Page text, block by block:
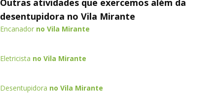
Outras atividades que exercemos além da
desentupidora no Vila Mirante
Encanador no Vila Mirante
Eletricista no Vila Mirante
Desentupidora no Vila Mirante